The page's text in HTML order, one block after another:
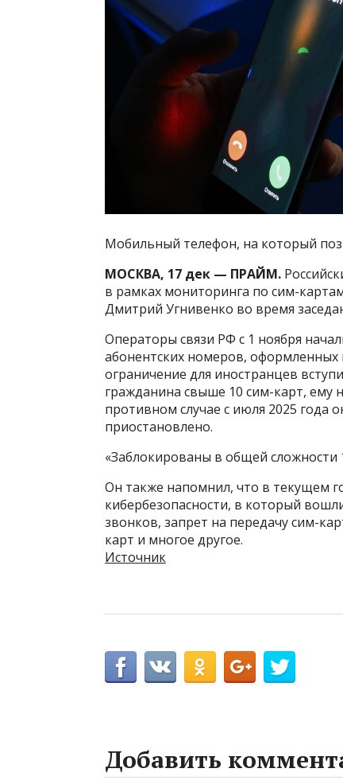
Мобильный телефон, на который
МОСКВА, 17 дек — ПРАЙМ.
в рамках мониторинга по сим-
Дмитрий Угнивенко во время
Операторы связи РФ с 1 ноября
абонентских номеров, оформленных
ограничение для иностранцев
гражданина свыше 10 сим-карт, ему
противном случае с июля 2025 года
приостановлено.
«Заблокированы в общей
Он также напомнил, что в текущем
кибербезопасности, в который
звонков, запрет на передачу сим-
карт и многое другое.
Источник
Добавить